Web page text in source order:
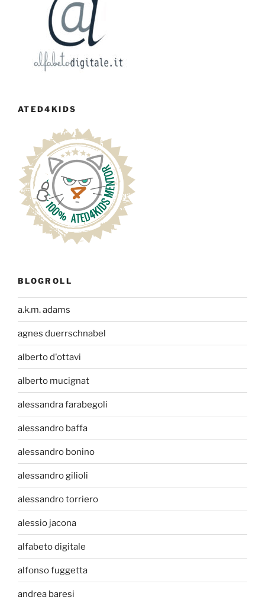
ATED4KIDS
BLOGROLL
a.k.m. adams
agnes duerrschnabel
alberto d'ottavi
alberto mucignat
alessandra farabegoli
alessandro baffa
alessandro bonino
alessandro gilioli
alessandro torriero
alessio jacona
alfabeto digitale
alfonso fuggetta
andrea baresi